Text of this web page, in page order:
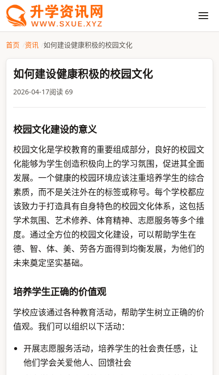
首页 资讯 如何建设健康积极的校园文化
如何建设健康积极的校园文化
2026-04-17阅读 69
校园文化建设的意义
校园文化是学校教育的重要组成部分，良好的校园文
化能够为学生创造积极向上的学习氛围，促进其全面
发展。一个健康的校园环境应该注重培养学生的综合
素质，而不是关注外在的标签或称号。每个学校都应
该致力于打造具有自身特色的校园文化体系，这包括
学术氛围、艺术修养、体育精神、志愿服务等多个维
度。通过全方位的校园文化建设，可以帮助学生在
德、智、体、美、劳各方面得到均衡发展，为他们的
未来奠定坚实基础。
培养学生正确的价值观
学校应该通过各种教育活动，帮助学生树立正确的价
值观。我们可以组织以下活动：
开展志愿服务活动，培养学生的社会责任感，让
他们学会关爱他人、回馈社会